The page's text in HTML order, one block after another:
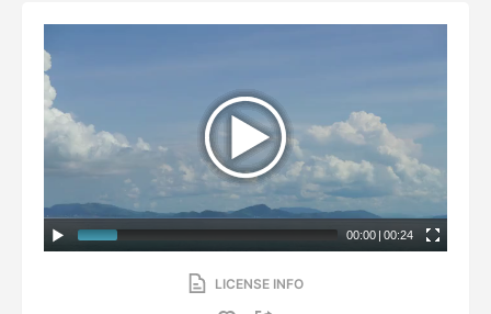
00:00 | 00:24
LICENSE INFO